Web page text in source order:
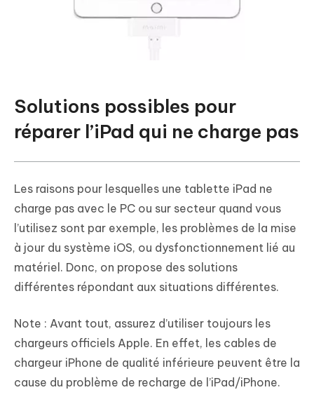
Solutions possibles pour
réparer l’iPad qui ne charge pas
Les raisons pour lesquelles une tablette iPad ne
charge pas avec le PC ou sur secteur quand vous
l’utilisez sont par exemple, les problèmes de la mise
à jour du système iOS, ou dysfonctionnement lié au
matériel. Donc, on propose des solutions
différentes répondant aux situations différentes.
Note : Avant tout, assurez d’utiliser toujours les
chargeurs officiels Apple. En effet, les cables de
chargeur iPhone de qualité inférieure peuvent être la
cause du problème de recharge de l’iPad/iPhone.